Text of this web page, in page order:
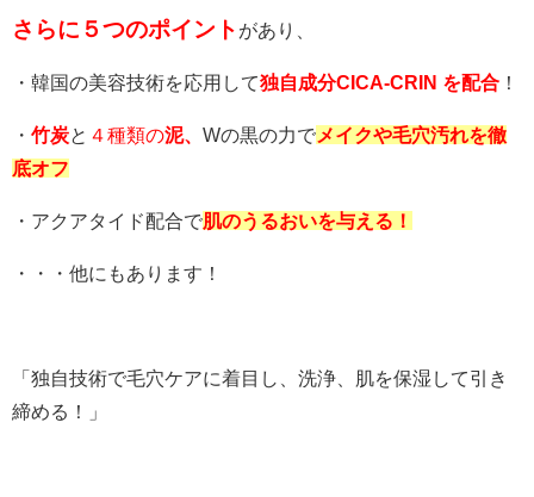
さらに５つのポイント があり、
・韓国の美容技術を応用して独自成分CICA-CRIN を配合 ！
・ 竹炭と ４種類の泥、 Wの黒の力で メイクや毛穴汚れを徹
底オフ
・アクアタイド配合で肌のうるおいを与える！
・・・他にもあります！
「独自技術で毛穴ケアに着目し、洗浄、肌を保湿して引き
締める！」